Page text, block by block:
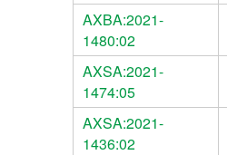
AXBA:2021-
1480:02
AXSA:2021-
1474:05
AXSA:2021-
1436:02